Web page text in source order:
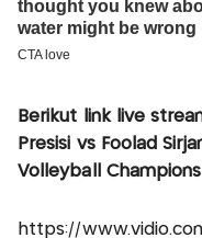
Berikut link live
Presisi vs Foolad
Volleyball
https://